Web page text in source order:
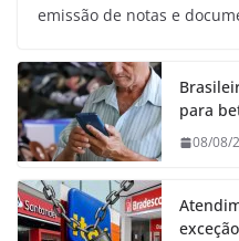
emissão de notas e
para
08/08/